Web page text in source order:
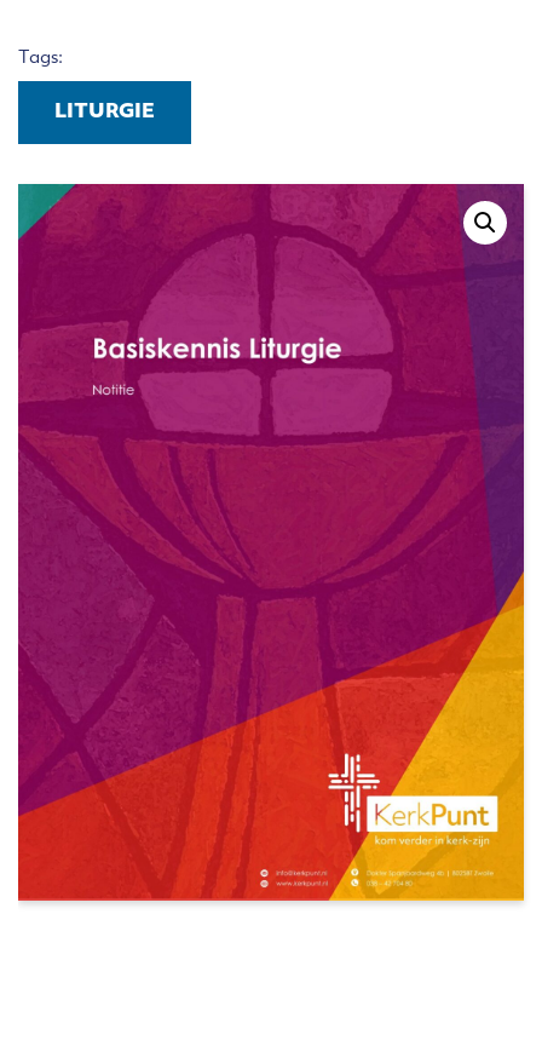
Tags:
LITURGIE